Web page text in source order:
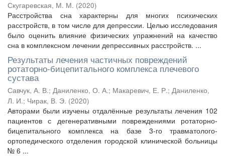
Скугаревская, М. М. (2020)
Расстройства сна характерны для многих психических
расстройств, в том числе для депрессии. Целью исследования
было оценить влияние физических упражнений на качество
сна в комплексном лечении депрессивных расстройств. ...
Результаты лечения частичных повреждений
ротаторно-бицепитального комплекса плечевого
сустава
Савчук, А. В.; Даниленко, О. А.; Макаревич, Е. Р.; Даниленко,
Л. И.; Чирак, В. Э. (2020)
Авторами были изучены отдалённые результаты лечения 102
пациентов с дегенеративными повреждениями ротаторно-
бицепитального комплекса на базе 3-го травматолого-
ортопедического отделения городской клинической больницы
№ 6 ...